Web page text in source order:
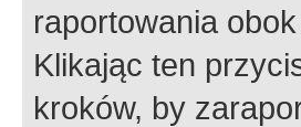
raportowania
Klikając ten
kroków, by